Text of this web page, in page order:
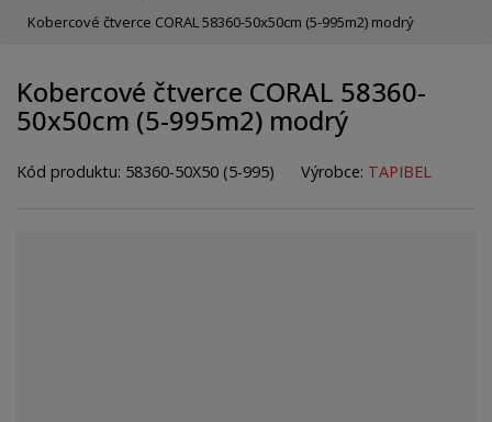
d
n
t
r
n
Kobercové čtverce CORAL 58360-50x50cm (5-995m2) modrý
Kobercové čtverce CORAL 58360-
50x50cm (5-995m2) modrý
Kód produktu: 58360-50X50 (5-995) Výrobce: TAPIBEL